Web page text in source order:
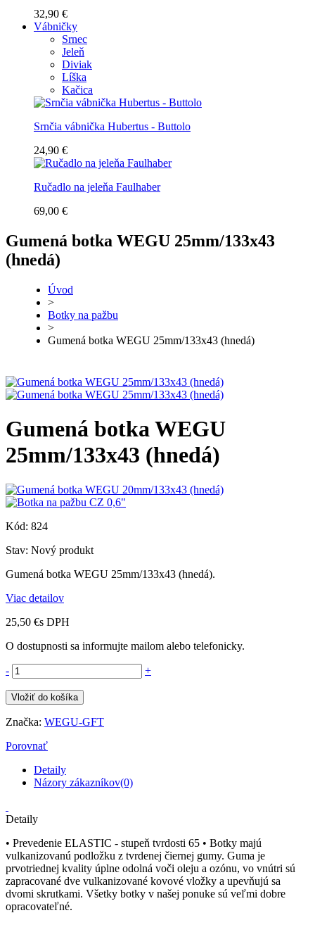
32,90 €
Vábničky
Srnec
Jeleň
Diviak
Líška
Kačica
Srnčia vábnička Hubertus - Buttolo
24,90 €
Ručadlo na jeleňa Faulhaber
69,00 €
Gumená botka WEGU 25mm/133x43
(hnedá)
Úvod
>
Botky na pažbu
>
Gumená botka WEGU 25mm/133x43 (hnedá)
Gumená botka WEGU
25mm/133x43 (hnedá)
Kód: 824
Stav: Nový produkt
Gumená botka WEGU 25mm/133x43 (hnedá).
Viac detailov
25,50 €s DPH
O dostupnosti sa informujte mailom alebo telefonicky.
- +
Vložiť do košíka
Značka: WEGU-GFT
Porovnať
Detaily
Názory zákazníkov(0)
Detaily
• Prevedenie ELASTIC - stupeň tvrdosti 65 • Botky majú
vulkanizovanú podložku z tvrdenej čiernej gumy. Guma je
prvotriednej kvality úplne odolná voči oleju a ozónu, vo vnútri sú
zapracované dve vulkanizované kovové vložky a upevňujú sa
dvomi skrutkami. Všetky botky v našej ponuke sú veľmi dobre
opracovateľné.